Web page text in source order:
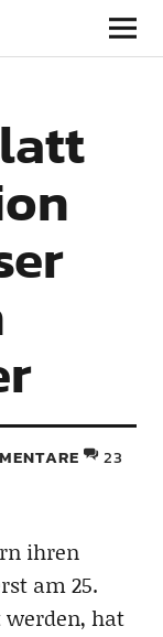
23
ihren
am 25.
hat